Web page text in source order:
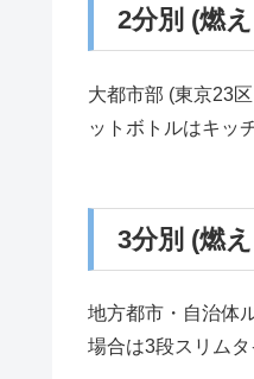
2分別 (燃
大都市部 (東京23
ットボトルはキッ
3分別 (燃
地方都市・自治体
場合は3段スリムタ